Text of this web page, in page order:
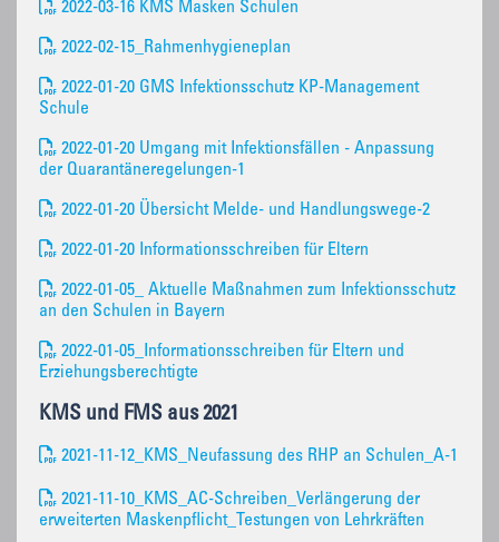
2022-03-16 KMS Masken Schulen
2022-02-15_Rahmenhygieneplan
2022-01-20 GMS Infektionsschutz KP-Management
Schule
2022-01-20 Umgang mit Infektionsfällen - Anpassung
der Quarantäneregelungen-1
2022-01-20 Übersicht Melde- und Handlungswege-2
2022-01-20 Informationsschreiben für Eltern
2022-01-05_ Aktuelle Maßnahmen zum Infektionsschutz
an den Schulen in Bayern
2022-01-05_Informationsschreiben für Eltern und
Erziehungsberechtigte
KMS und FMS aus 2021
2021-11-12_KMS_Neufassung des RHP an Schulen_A-1
2021-11-10_KMS_AC-Schreiben_Verlängerung der
erweiterten Maskenpflicht_Testungen von Lehrkräften